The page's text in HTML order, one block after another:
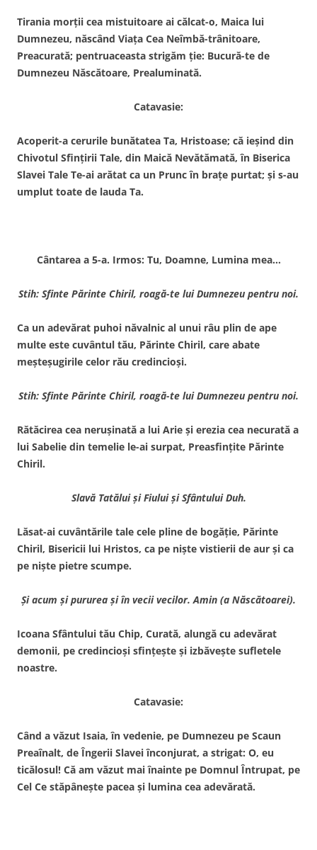
Tirania morţii cea mistuitoare ai călcat-o, Maica lui
Dumnezeu, născând Viaţa Cea Neîmbă-trânitoare,
Preacurată; pentruaceasta strigăm ţie: Bucură-te de
Dumnezeu Născătoare, Prealuminată.
Catavasie:
Acoperit-a cerurile bunătatea Ta, Hristoase; că ieşind din
Chivotul Sfinţirii Tale, din Maică Nevătămată, în Biserica
Slavei Tale Te-ai arătat ca un Prunc în braţe purtat; şi s-au
umplut toate de lauda Ta.
Cântarea a 5-a. Irmos: Tu, Doamne, Lumina mea…
Stih: Sfinte Părinte Chiril, roagă-te lui Dumnezeu pentru noi.
Ca un adevărat puhoi năvalnic al unui râu plin de ape
multe este cuvântul tău, Părinte Chiril, care abate
meşteşugirile celor rău credincioşi.
Stih: Sfinte Părinte Chiril, roagă-te lui Dumnezeu pentru noi.
Rătăcirea cea neruşinată a lui Arie şi erezia cea necurată a
lui Sabelie din temelie le-ai surpat, Preasfinţite Părinte
Chiril.
Slavă Tatălui şi Fiului şi Sfântului Duh.
Lăsat-ai cuvântările tale cele pline de bogăţie, Părinte
Chiril, Bisericii lui Hristos, ca pe nişte vistierii de aur şi ca
pe nişte pietre scumpe.
Şi acum şi pururea şi în vecii vecilor. Amin (a Născătoarei).
Icoana Sfântului tău Chip, Curată, alungă cu adevărat
demonii, pe credincioşi sfinţeşte şi izbăveşte sufletele
noastre.
Catavasie:
Când a văzut Isaia, în vedenie, pe Dumnezeu pe Scaun
Preaînalt, de Îngerii Slavei înconjurat, a strigat: O, eu
ticălosul! Că am văzut mai înainte pe Domnul Întrupat, pe
Cel Ce stăpâneşte pacea şi lu­mina cea adevărată.